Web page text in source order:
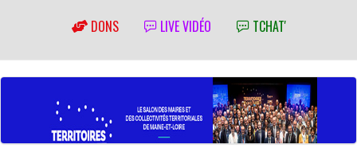
DONS LIVE VIDÉO TCHAT'